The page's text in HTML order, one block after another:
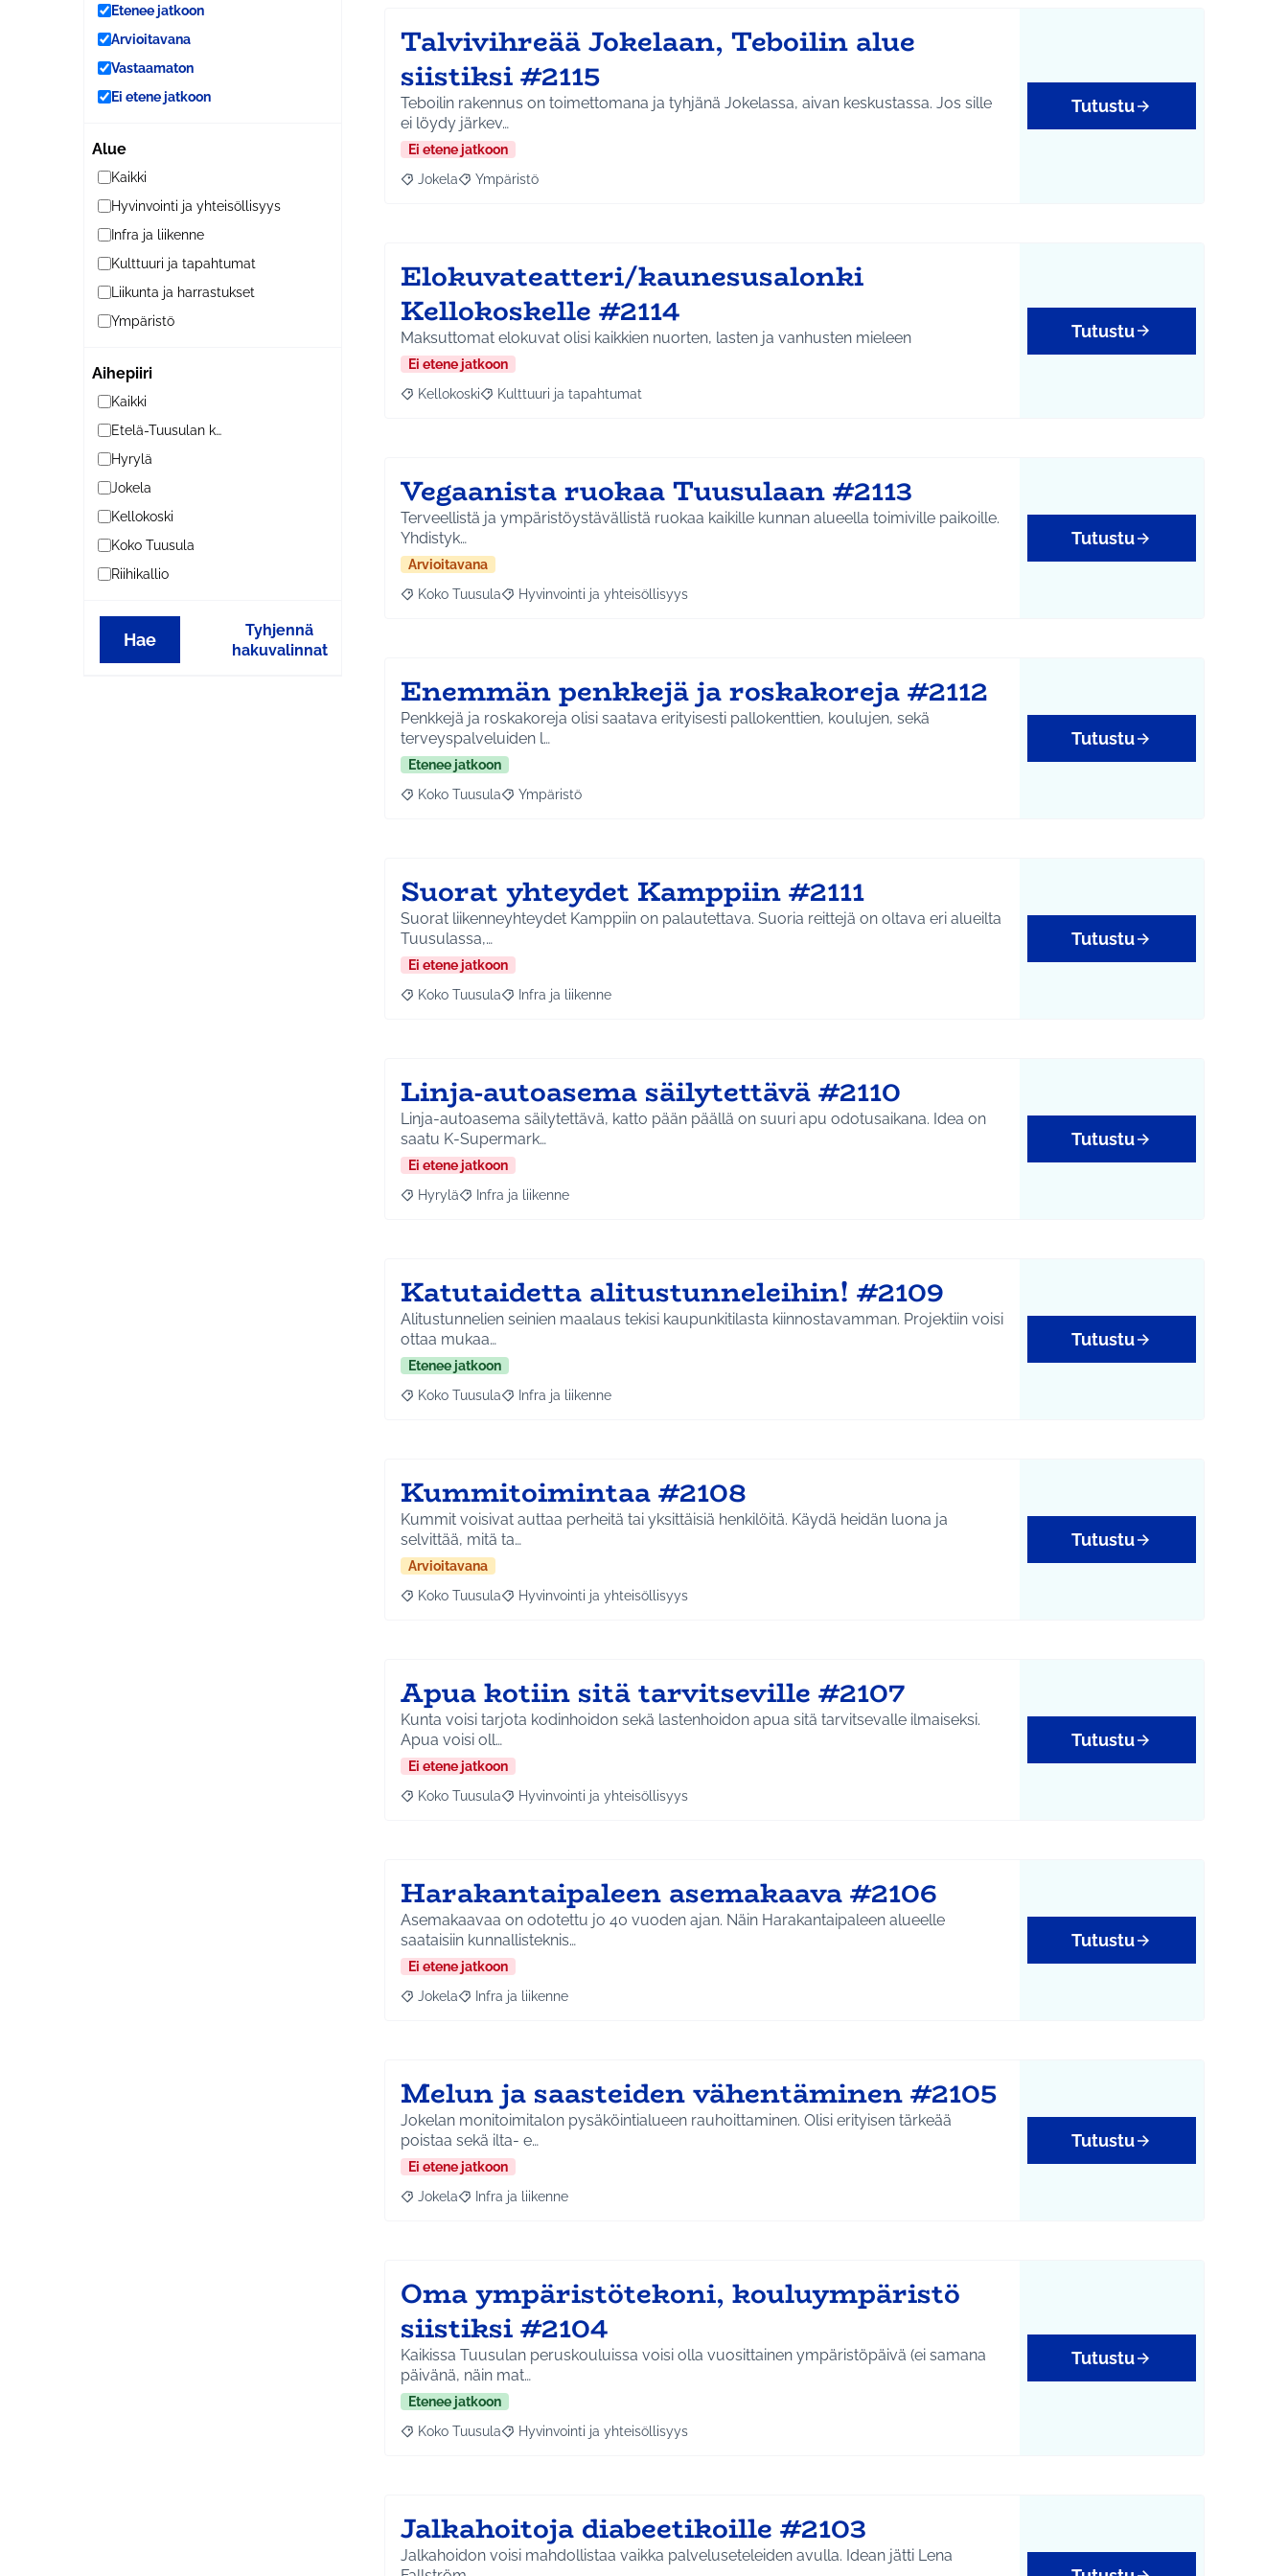
Etenee jatkoon
Arvioitavana
Vastaamaton
Ei etene jatkoon
Alue
Kaikki
Hyvinvointi ja yhteisöllisyys
Infra ja liikenne
Kulttuuri ja tapahtumat
Liikunta ja harrastukset
Ympäristö
Aihepiiri
Kaikki
Etelä-Tuusulan kylät
Hyrylä
Jokela
Kellokoski
Koko Tuusula
Riihikallio
Hae
Tyhjennä
hakuvalinnat
Talvivihreää Jokelaan, Teboilin alue
siistiksi #2115
Teboilin rakennus on toimettomana ja tyhjänä Jokelassa, aivan keskustassa. Jos sille
ei löydy järkev…
Ei etene jatkoon
Rajaa tulokset aihepiirin mukaan: Jokela
Jokela Rajaa tulokset teeman mukaan: Ympäristö
Ympäristö
Tutustu
Elokuvateatteri/kaunesusalonki
Kellokoskelle #2114
Maksuttomat elokuvat olisi kaikkien nuorten, lasten ja vanhusten mieleen
Ei etene jatkoon
Rajaa tulokset aihepiirin mukaan: Kellokoski
Kellokoski Rajaa tulokset teeman mukaan: Kulttuuri ja tapahtumat
Kulttuuri ja tapahtumat
Tutustu
Vegaanista ruokaa Tuusulaan #2113
Terveellistä ja ympäristöystävällistä ruokaa kaikille kunnan alueella toimiville paikoille.
Yhdistyk…
Arvioitavana
Rajaa tulokset aihepiirin mukaan: Koko Tuusula
Koko Tuusula Rajaa tulokset teeman mukaan: Hyvinvointi ja yhteisöllisyys
Hyvinvointi ja yhteisöllisyys
Tutustu
Enemmän penkkejä ja roskakoreja #2112
Penkkejä ja roskakoreja olisi saatava erityisesti pallokenttien, koulujen, sekä
terveyspalveluiden l…
Etenee jatkoon
Rajaa tulokset aihepiirin mukaan: Koko Tuusula
Koko Tuusula Rajaa tulokset teeman mukaan: Ympäristö
Ympäristö
Tutustu
Suorat yhteydet Kamppiin #2111
Suorat liikenneyhteydet Kamppiin on palautettava. Suoria reittejä on oltava eri alueilta
Tuusulassa,…
Ei etene jatkoon
Rajaa tulokset aihepiirin mukaan: Koko Tuusula
Koko Tuusula Rajaa tulokset teeman mukaan: Infra ja liikenne
Infra ja liikenne
Tutustu
Linja-autoasema säilytettävä #2110
Linja-autoasema säilytettävä, katto pään päällä on suuri apu odotusaikana. Idea on
saatu K-Supermark…
Ei etene jatkoon
Rajaa tulokset aihepiirin mukaan: Hyrylä
Hyrylä Rajaa tulokset teeman mukaan: Infra ja liikenne
Infra ja liikenne
Tutustu
Katutaidetta alitustunneleihin! #2109
Alitustunnelien seinien maalaus tekisi kaupunkitilasta kiinnostavamman. Projektiin voisi
ottaa mukaa…
Etenee jatkoon
Rajaa tulokset aihepiirin mukaan: Koko Tuusula
Koko Tuusula Rajaa tulokset teeman mukaan: Infra ja liikenne
Infra ja liikenne
Tutustu
Kummitoimintaa #2108
Kummit voisivat auttaa perheitä tai yksittäisiä henkilöitä. Käydä heidän luona ja
selvittää, mitä ta…
Arvioitavana
Rajaa tulokset aihepiirin mukaan: Koko Tuusula
Koko Tuusula Rajaa tulokset teeman mukaan: Hyvinvointi ja yhteisöllisyys
Hyvinvointi ja yhteisöllisyys
Tutustu
Apua kotiin sitä tarvitseville #2107
Kunta voisi tarjota kodinhoidon sekä lastenhoidon apua sitä tarvitsevalle ilmaiseksi.
Apua voisi oll…
Ei etene jatkoon
Rajaa tulokset aihepiirin mukaan: Koko Tuusula
Koko Tuusula Rajaa tulokset teeman mukaan: Hyvinvointi ja yhteisöllisyys
Hyvinvointi ja yhteisöllisyys
Tutustu
Harakantaipaleen asemakaava #2106
Asemakaavaa on odotettu jo 40 vuoden ajan. Näin Harakantaipaleen alueelle
saataisiin kunnallisteknis…
Ei etene jatkoon
Rajaa tulokset aihepiirin mukaan: Jokela
Jokela Rajaa tulokset teeman mukaan: Infra ja liikenne
Infra ja liikenne
Tutustu
Melun ja saasteiden vähentäminen #2105
Jokelan monitoimitalon pysäköintialueen rauhoittaminen. Olisi erityisen tärkeää
poistaa sekä ilta- e…
Ei etene jatkoon
Rajaa tulokset aihepiirin mukaan: Jokela
Jokela Rajaa tulokset teeman mukaan: Infra ja liikenne
Infra ja liikenne
Tutustu
Oma ympäristötekoni, kouluympäristö
siistiksi #2104
Kaikissa Tuusulan peruskouluissa voisi olla vuosittainen ympäristöpäivä (ei samana
päivänä, näin mat…
Etenee jatkoon
Rajaa tulokset aihepiirin mukaan: Koko Tuusula
Koko Tuusula Rajaa tulokset teeman mukaan: Hyvinvointi ja yhteisöllisyys
Hyvinvointi ja yhteisöllisyys
Tutustu
Jalkahoitoja diabeetikoille #2103
Jalkahoidon voisi mahdollistaa vaikka palveluseteleiden avulla. Idean jätti Lena